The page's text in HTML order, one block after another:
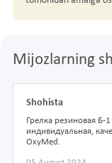
Mijozlarning
Shohista
Грелка резиновая
индивидуальная,
OxyMed.